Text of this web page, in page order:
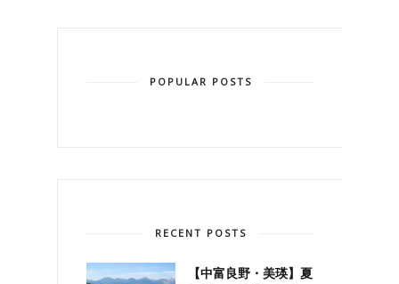
POPULAR POSTS
RECENT POSTS
【中富良野・美瑛】夏